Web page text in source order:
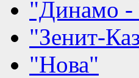
"Динамо -
"Зенит-
"Нова"